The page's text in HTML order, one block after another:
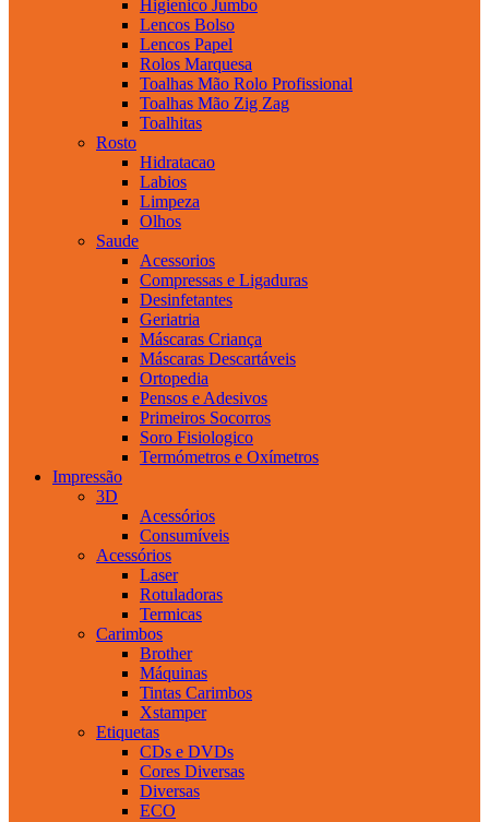
Higienico Jumbo
Lencos Bolso
Lencos Papel
Rolos Marquesa
Toalhas Mão Rolo Profissional
Toalhas Mão Zig Zag
Toalhitas
Rosto
Hidratacao
Labios
Limpeza
Olhos
Saude
Acessorios
Compressas e Ligaduras
Desinfetantes
Geriatria
Máscaras Criança
Máscaras Descartáveis
Ortopedia
Pensos e Adesivos
Primeiros Socorros
Soro Fisiologico
Termómetros e Oxímetros
Impressão
3D
Acessórios
Consumíveis
Acessórios
Laser
Rotuladoras
Termicas
Carimbos
Brother
Máquinas
Tintas Carimbos
Xstamper
Etiquetas
CDs e DVDs
Cores Diversas
Diversas
ECO